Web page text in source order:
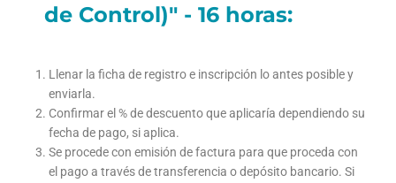
de Control)" - 16 horas:
Llenar la ficha de registro e inscripción lo antes posible y
enviarla.
Confirmar el % de descuento que aplicaría dependiendo su
fecha de pago, si aplica.
Se procede con emisión de factura para que proceda con
el pago a través de transferencia o depósito bancario. Si